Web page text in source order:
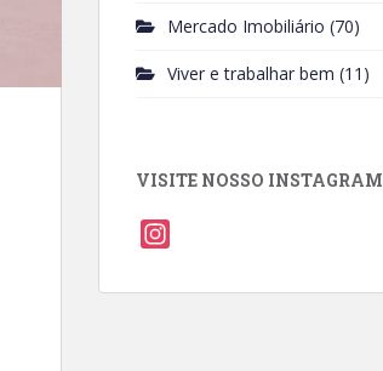
Mercado Imobiliário (70)
Viver e trabalhar bem (11)
VISITE NOSSO INSTAGRAM
s